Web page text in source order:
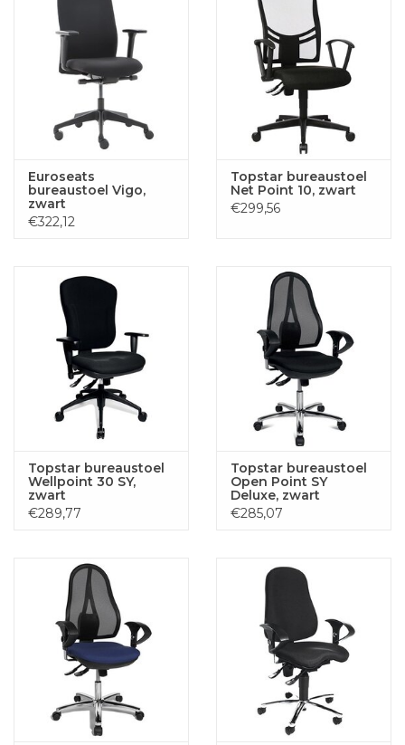
Euroseats
bureaustoel Vigo,
zwart
€322,12
Topstar bureaustoel
Net Point 10, zwart
€299,56
Topstar bureaustoel
Wellpoint 30 SY,
zwart
€289,77
Topstar bureaustoel
Open Point SY
Deluxe, zwart
€285,07